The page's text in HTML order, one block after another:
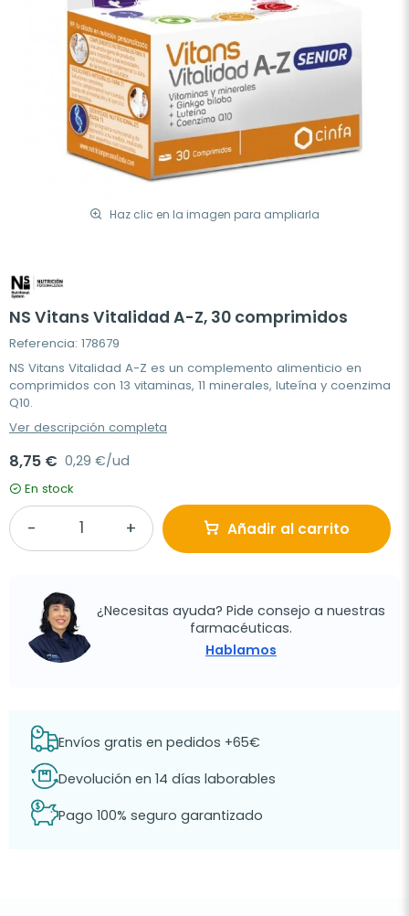
Haz clic en la imagen para ampliarla
NS Vitans Vitalidad A-Z, 30 comprimidos
Referencia: 178679
NS Vitans Vitalidad A-Z es un complemento alimenticio en
comprimidos con 13 vitaminas, 11 minerales, luteína y coenzima
Q10.
Ver descripción completa
8,75 € 0,29 €/ud
En stock
Añadir al carrito
¿Necesitas ayuda? Pide consejo a nuestras
farmacéuticas.
Hablamos
Envíos gratis en pedidos +65€
Devolución en 14 días laborables
Pago 100% seguro garantizado